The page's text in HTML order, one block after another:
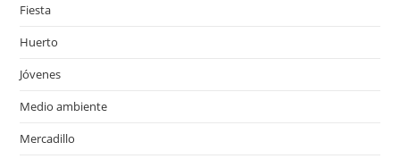
Fiesta
Huerto
Jóvenes
Medio ambiente
Mercadillo